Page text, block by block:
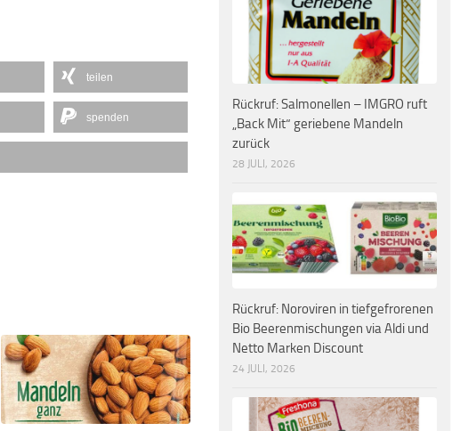
teilen
spenden
Rückruf: Salmonellen – IMGRO ruft
„Back Mit“ geriebene Mandeln
zurück
28 JULI, 2026
Rückruf: Noroviren in tiefgefrorenen
Bio Beerenmischungen via Aldi und
Netto Marken Discount
24 JULI, 2026